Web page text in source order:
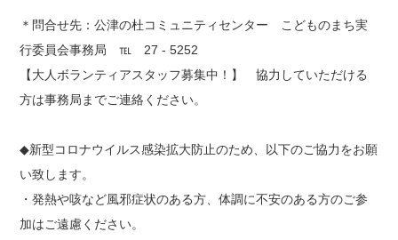
＊問合せ先：公津の杜コミュニティセンター こどものまち実
行委員会事務局 ℡ 27 - 5252
【大人ボランティアスタッフ募集中！】 協力していただける
方は事務局までご連絡ください。
◆新型コロナウイルス感染拡大防止のため、以下のご協力をお願
い致します。
・発熱や咳など風邪症状のある方、体調に不安のある方のご参
加はご遠慮ください。